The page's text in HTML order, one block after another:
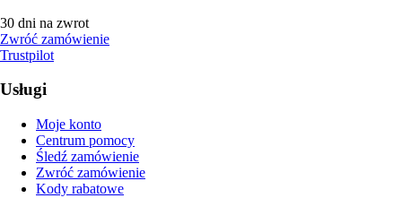
30 dni na zwrot
Zwróć zamówienie
Trustpilot
Usługi
Moje konto
Centrum pomocy
Śledź zamówienie
Zwróć zamówienie
Kody rabatowe